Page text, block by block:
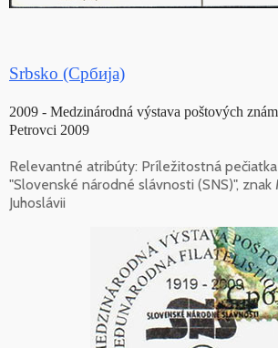
Srbsko (Србија)
2009 - Medzinárodná výstava poštových
Petrovci 2009
Relevantné atribúty: Príležitostná
"Slovenské národné slávnosti (SNS)",
Juhoslávii